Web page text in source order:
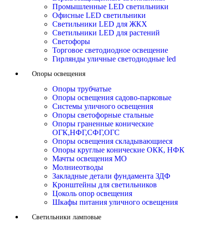
Промышленные LED светильники
Офисные LED светильники
Cветильники LED для ЖКХ
Светильники LED для растений
Светофоры
Торговое светодиодное освещение
Гирлянды уличные светодиодные led
Опоры освещения
Опоры трубчатые
Опоры освещения садово-парковые
Системы уличного освещения
Опоры светофорные стальные
Опоры граненные конические
ОГК,НФГ,СФГ,ОГС
Опоры освещения складывающиеся
Опоры круглые конические ОКК, НФК
Мачты освещения МО
Молниеотводы
Закладные детали фундамента ЗДФ
Кронштейны для светильников
Цоколь опор освещения
Шкафы питания уличного освещения
Светильники ламповые